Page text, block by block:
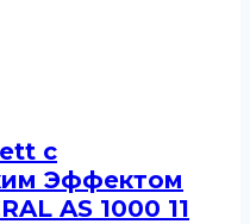
с
Эффектом
AS 1000 11